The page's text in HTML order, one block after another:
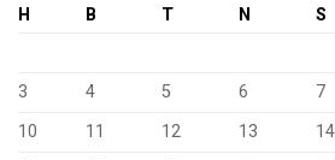
H B T N S
3
4 5 6 7
10
11 12 13 14